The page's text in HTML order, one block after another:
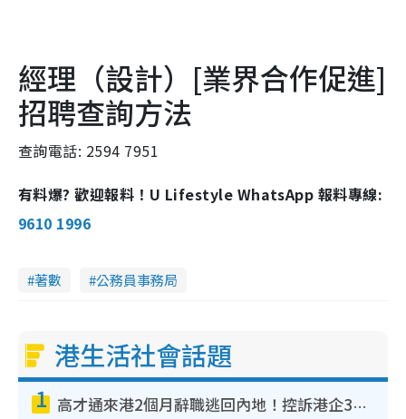
經理（設計）[業界合作促進]
招聘查詢方法
查詢電話: 2594 7951
有料爆? 歡迎報料！U Lifestyle WhatsApp 報料專線:
9610 1996
著數 公務員事務局
港生活社會話題
1 高才通來港2個月辭職逃回內地！控訴港企3宗罪 歎微管理極窒息